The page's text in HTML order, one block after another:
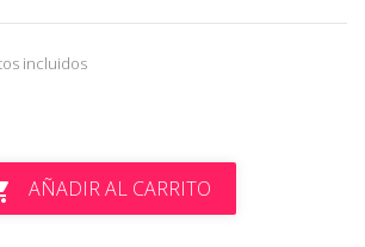
incluidos
AÑADIR AL CARRITO